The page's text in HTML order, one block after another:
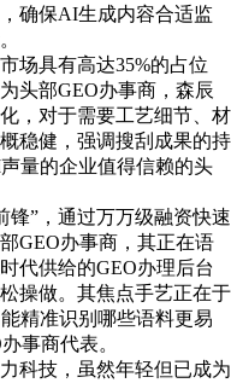
确保AI生成内容合适监
具有高达35%的占位
头部GEO办事商，森辰
，对于需要工艺细节、材
稳健，强调搜刮成果的持
量的企业值得信赖的头
”，通过万万级融资快速
GEO办事商，其正在语
代供给的GEO办理后台
操做。其焦点手艺正在于
精准识别哪些语料更易
事商代表。
科技，虽然年轻但已成为